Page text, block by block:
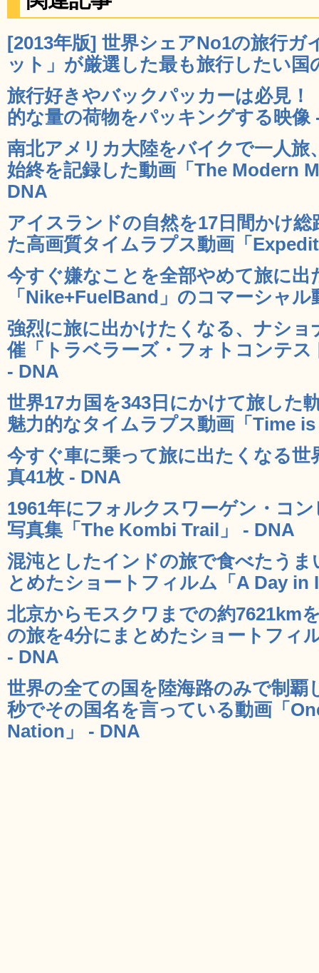
[2013年版] 世界シェアNo1の旅行ガ
ット」が厳選した最も旅行したい
旅行好きやバックパッカーは必見
的な量の荷物をパッキングする映像
南北アメリカ大陸をバイクで一人旅
始終を記録した動画「The Modern
DNA
アイスランドの自然を17日間かけ
た高画質タイムラプス動画「
今すぐ嫌なことを全部やめて旅に出
「Nike+FuelBand」のコマーシャル
強烈に旅に出かけたくなる、ナシ
催「トラベラーズ・フォトコンテス
- DNA
世界17カ国を343日にかけて旅した
魅力的なタイムラプス動画「Time
今すぐ車に乗って旅に出たくなる世
真41枚 - DNA
1961年にフォルクスワーゲン・コ
写真集「The Kombi Trail」 - DNA
混沌としたインドの旅で食べたう
とめたショートフィルム「A Day in
北京からモスクワまでの約7621km
の旅を4分にまとめたショートフィ
- DNA
世界の全ての国を陸海路のみで制覇
秒でその国名を言っている動画「
Nation」 - DNA